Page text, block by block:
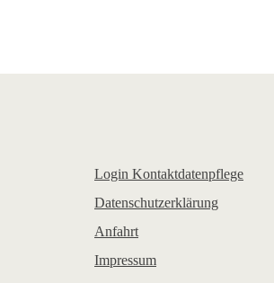
Login Kontaktdatenpflege
Datenschutzerklärung
Anfahrt
Impressum